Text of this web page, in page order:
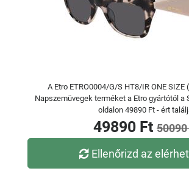
A Etro ETRO0004/G/S HT8/IR ONE SIZE
Napszemüvegek terméket a Etro gyártótól a
oldalon 49890 Ft - ért
49890 Ft
Ellenőrizd az